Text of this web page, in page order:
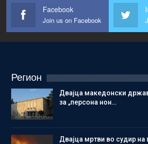
Facebook
Join us on Facebook
Регион
Двајца македонски
за „персона нон…
Двајца мртви во судир